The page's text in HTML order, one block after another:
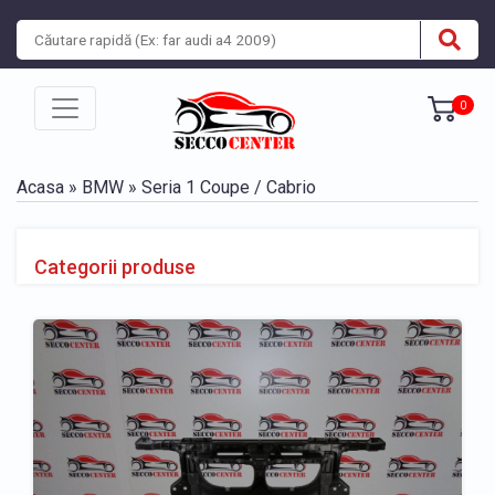
0
Acasa » BMW » Seria 1 Coupe / Cabrio
Categorii produse
» Piese caroserie BMW Seria 1 Coupe / Cabrio 2007-
2011
» Piese caroserie BMW Seria 1 Coupe / Cabrio 2011-
2013
BARA, BANDOURI, GRILE